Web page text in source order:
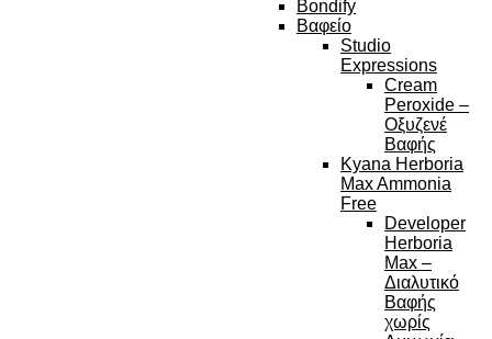
Bondify
Βαφείο
Studio
Expressions
Cream
Peroxide –
Οξυζενέ
Βαφής
Kyana Herboria
Max Ammonia
Free
Developer
Herboria
Max –
Διαλυτικό
Βαφής
χωρίς